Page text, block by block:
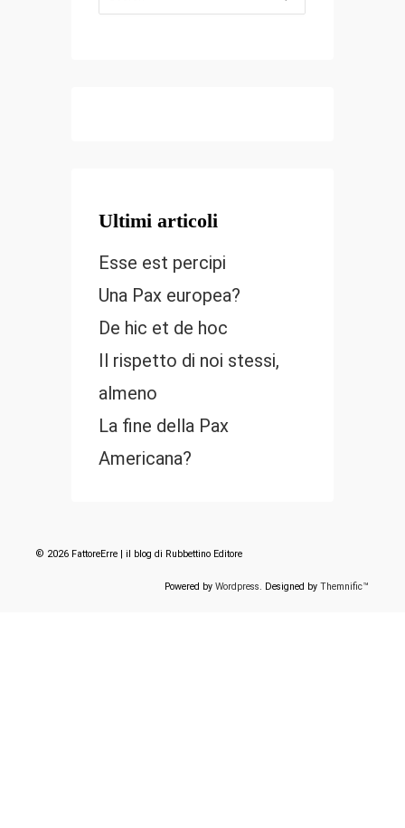
Ultimi articoli
Esse est percipi
Una Pax europea?
De hic et de hoc
Il rispetto di noi stessi,
almeno
La fine della Pax
Americana?
© 2026 FattoreErre | il blog di Rubbettino Editore
Powered by Wordpress. Designed by Themnific™